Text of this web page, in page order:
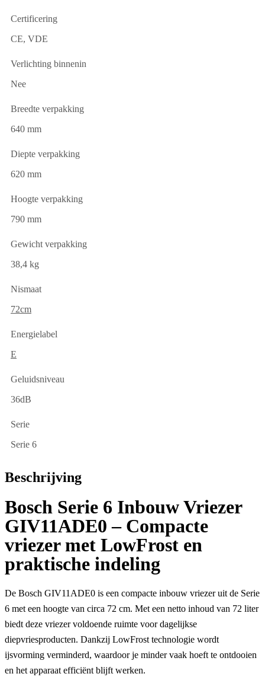
Certificering
CE, VDE
Verlichting binnenin
Nee
Breedte verpakking
640 mm
Diepte verpakking
620 mm
Hoogte verpakking
790 mm
Gewicht verpakking
38,4 kg
Nismaat
72cm
Energielabel
E
Geluidsniveau
36dB
Serie
Serie 6
Beschrijving
Bosch Serie 6 Inbouw Vriezer
GIV11ADE0 – Compacte
vriezer met LowFrost en
praktische indeling
De Bosch GIV11ADE0 is een compacte inbouw vriezer uit de Serie
6 met een hoogte van circa 72 cm. Met een netto inhoud van 72 liter
biedt deze vriezer voldoende ruimte voor dagelijkse
diepvriesproducten. Dankzij LowFrost technologie wordt
ijsvorming verminderd, waardoor je minder vaak hoeft te ontdooien
en het apparaat efficiënt blijft werken.